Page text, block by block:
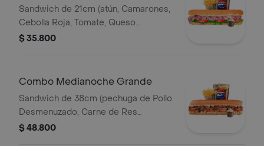
Sandwich de 21cm (atún, Camarones,
Cebolla Roja, Tomate, Queso
Mozzareila, Lechuga y Salsa de Ajo)
$ 35.800
Combo Medianoche Grande
Sandwich de 38cm (pechuga de Pollo
Desmenuzado, Carne de Res
Desmechada, Tomate, Lechuga,
$ 48.800